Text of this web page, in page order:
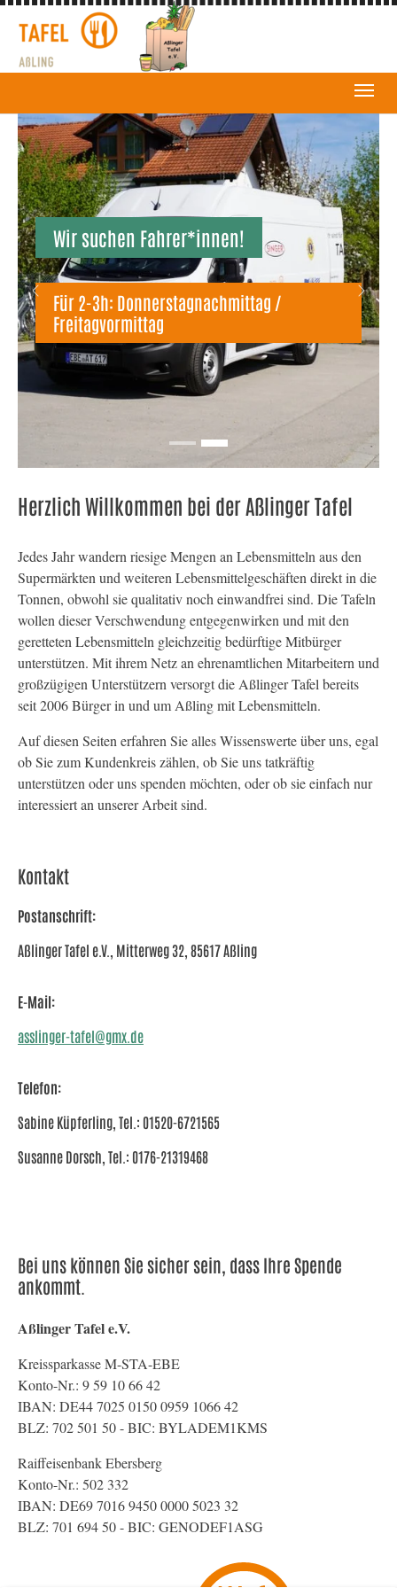
Wir suchen Fahrer*innen!
Für 2-3h: Donnerstagnachmittag /
Freitagvormittag
Previous Next
Herzlich Willkommen bei der Aßlinger Tafel
Jedes Jahr wandern riesige Mengen an Lebensmitteln aus den
Supermärkten und weiteren Lebensmittelgeschäften direkt in die
Tonnen, obwohl sie qualitativ noch einwandfrei sind. Die Tafeln
wollen dieser Verschwendung entgegenwirken und mit den
geretteten Lebensmitteln gleichzeitig bedürftige Mitbürger
unterstützen. Mit ihrem Netz an ehrenamtlichen Mitarbeitern und
großzügigen Unterstützern versorgt die Aßlinger Tafel bereits
seit 2006 Bürger in und um Aßling mit Lebensmitteln.
Auf diesen Seiten erfahren Sie alles Wissenswerte über uns, egal
ob Sie zum Kundenkreis zählen, ob Sie uns tatkräftig
unterstützen oder uns spenden möchten, oder ob sie einfach nur
interessiert an unserer Arbeit sind.
Kontakt
Postanschrift:
Aßlinger Tafel e.V., Mitterweg 32, 85617 Aßling
E-Mail:
asslinger-tafel@gmx.de
Telefon:
Sabine Küpferling, Tel.: 01520-6721565
Susanne Dorsch, Tel.: 0176-21319468
Bei uns können Sie sicher sein, dass Ihre Spende
ankommt.
Aßlinger Tafel e.V.
Kreissparkasse M-STA-EBE
Konto-Nr.: 9 59 10 66 42
IBAN: DE44 7025 0150 0959 1066 42
BLZ: 702 501 50 - BIC: BYLADEM1KMS
Raiffeisenbank Ebersberg
Konto-Nr.: 502 332
IBAN: DE69 7016 9450 0000 5023 32
BLZ: 701 694 50 - BIC: GENODEF1ASG